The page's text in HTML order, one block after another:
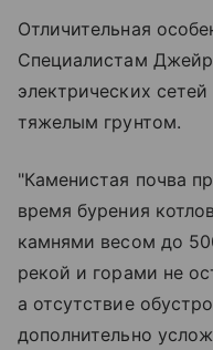
Отличительная
Специалистам
электрических
тяжелым грунтом.
"Каменистая почва
время бурения
камнями весом до
рекой и горами не
а отсутствие
дополнительно